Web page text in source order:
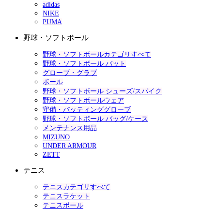
adidas
NIKE
PUMA
野球・ソフトボール
野球・ソフトボールカテゴリすべて
野球・ソフトボール バット
グローブ・グラブ
ボール
野球・ソフトボール シューズ/スパイク
野球・ソフトボールウェア
守備・バッティンググローブ
野球・ソフトボール バッグ/ケース
メンテナンス用品
MIZUNO
UNDER ARMOUR
ZETT
テニス
テニスカテゴリすべて
テニスラケット
テニスボール